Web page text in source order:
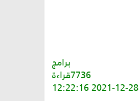
برامج
7736قراءة
2021-12-28 12:22:16